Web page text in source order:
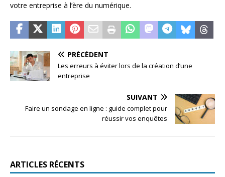
votre entreprise à l’ère du numérique.
PRÉCÉDENT
Les erreurs à éviter lors de la création d’une
entreprise
SUIVANT
Faire un sondage en ligne : guide complet pour
réussir vos enquêtes
ARTICLES RÉCENTS